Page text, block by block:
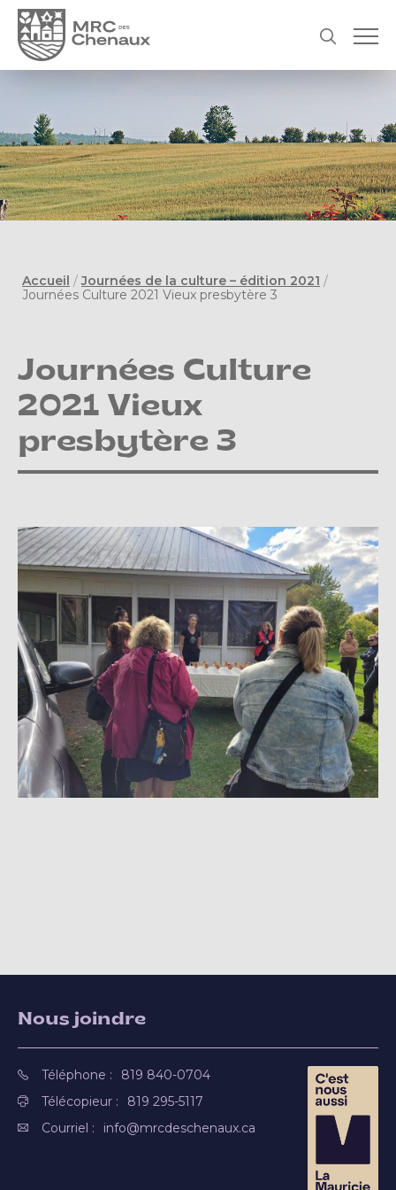
Accueil /Journées de la culture – édition 2021 /
Journées Culture 2021 Vieux presbytère 3
Journées Culture
2021 Vieux
presbytère 3
Nous joindre
Téléphone :
819 840-0704
Télécopieur :
819 295-5117
Courriel :
info@mrcdeschenaux.ca